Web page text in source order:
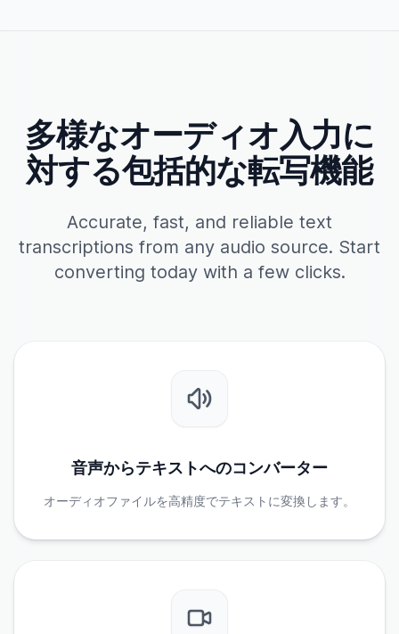
多様なオーディオ入力に
対する包括的な転写機能
Accurate, fast, and reliable text
transcriptions from any audio source. Start
converting today with a few clicks.
音声からテキストへのコンバーター
オーディオファイルを高精度でテキストに変換します。